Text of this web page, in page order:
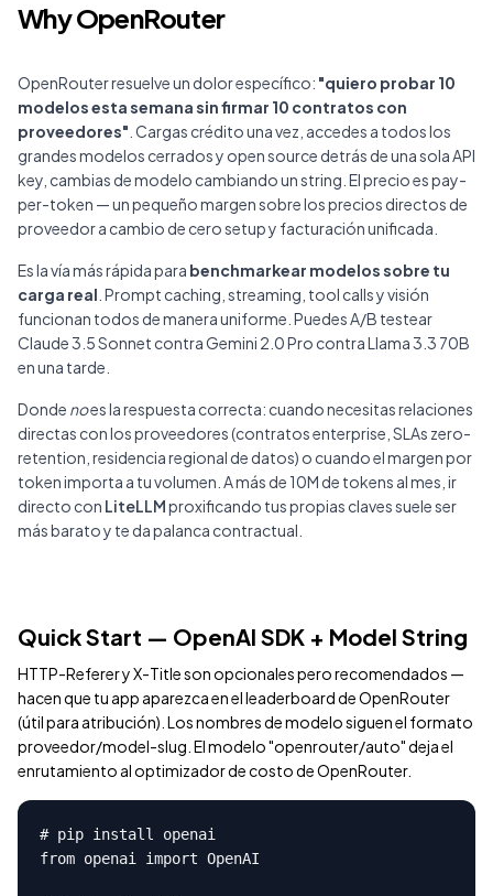
Why OpenRouter
OpenRouter resuelve un dolor específico: "quiero probar 10
modelos esta semana sin firmar 10 contratos con
proveedores" . Cargas crédito una vez, accedes a todos los
grandes modelos cerrados y open source detrás de una sola API
key, cambias de modelo cambiando un string. El precio es pay-
per-token — un pequeño margen sobre los precios directos de
proveedor a cambio de cero setup y facturación unificada.
Es la vía más rápida para benchmarkear modelos sobre tu
carga real . Prompt caching, streaming, tool calls y visión
funcionan todos de manera uniforme. Puedes A/B testear
Claude 3.5 Sonnet contra Gemini 2.0 Pro contra Llama 3.3 70B
en una tarde.
Donde noes la respuesta correcta: cuando necesitas relaciones
directas con los proveedores (contratos enterprise, SLAs zero-
retention, residencia regional de datos) o cuando el margen por
token importa a tu volumen. A más de 10M de tokens al mes, ir
directo con LiteLLMproxificando tus propias claves suele ser
más barato y te da palanca contractual.
Quick Start — OpenAI SDK + Model String
HTTP-Referer y X-Title son opcionales pero recomendados —
hacen que tu app aparezca en el leaderboard de OpenRouter
(útil para atribución). Los nombres de modelo siguen el formato
proveedor/model-slug. El modelo "openrouter/auto" deja el
enrutamiento al optimizador de costo de OpenRouter.
# pip install openai
from openai import OpenAI